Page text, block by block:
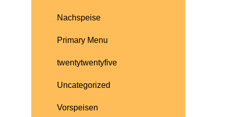
Nachspeise
Primary Menu
twentytwentyfive
Uncategorized
Vorspeisen